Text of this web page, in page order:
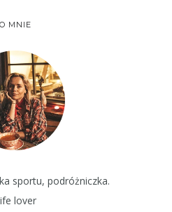
O MNIE
sportu, podróżniczka.
lover